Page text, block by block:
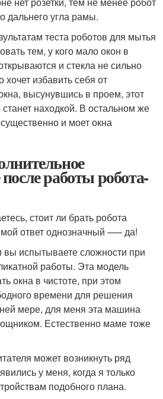
дальнего угла рамы.
теста роботов для мытья
тем, у кого мало окон в
и стекла не сильно
хочет избавить себя от
высунувшись в проем, этот
станет находкой. В остальном же
и моет окна
работы робота-
стоит ли брать робота
ответ однозначный —– да!
вы испытываете сложности при
работы. Эта модель
окна в чистоте, при этом
времени для решения
мере, для меня эта машина
Естественно маме тоже
может возникнуть ряд
у меня, когда я только
подобного плана.